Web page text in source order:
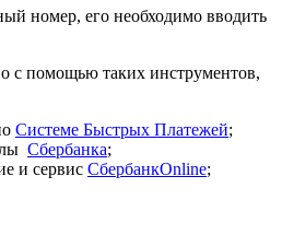
номер, его необходимо вводить
с помощью таких инструментов,
Cистеме Быстрых Платежей;
Сбербанка;
и сервис СбербанкOnline;